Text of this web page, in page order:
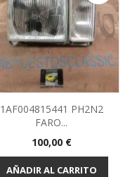
1AF004815441 PH2N2
FARO...
Precio
100,00 €
AÑADIR AL CARRITO